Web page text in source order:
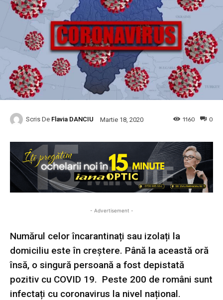
Scris De Flavia DANCIU Martie 18, 2020 0
1160
- Advertisement -
Numărul celor încarantinați sau izolați la
domiciliu este în creștere. Până la această oră
însă, o singură persoană a fost depistată
pozitiv cu COVID 19. Peste 200 de români sunt
infectați cu coronavirus la nivel național.